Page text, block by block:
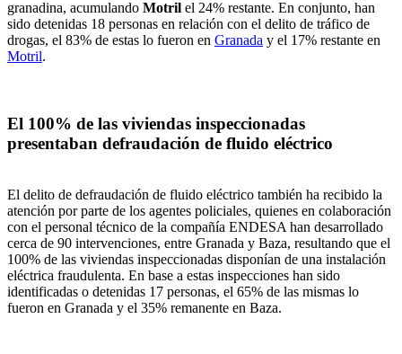
granadina, acumulando Motril el 24% restante. En conjunto, han
sido detenidas 18 personas en relación con el delito de tráfico de
drogas, el 83% de estas lo fueron en Granada y el 17% restante en
Motril.
El 100% de las viviendas inspeccionadas
presentaban defraudación de fluido eléctrico
El delito de defraudación de fluido eléctrico también ha recibido la
atención por parte de los agentes policiales, quienes en colaboración
con el personal técnico de la compañía ENDESA han desarrollado
cerca de 90 intervenciones, entre Granada y Baza, resultando que el
100% de las viviendas inspeccionadas disponían de una instalación
eléctrica fraudulenta. En base a estas inspecciones han sido
identificadas o detenidas 17 personas, el 65% de las mismas lo
fueron en Granada y el 35% remanente en Baza.